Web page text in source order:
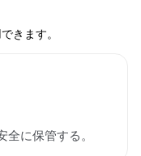
きます。
に保管する。